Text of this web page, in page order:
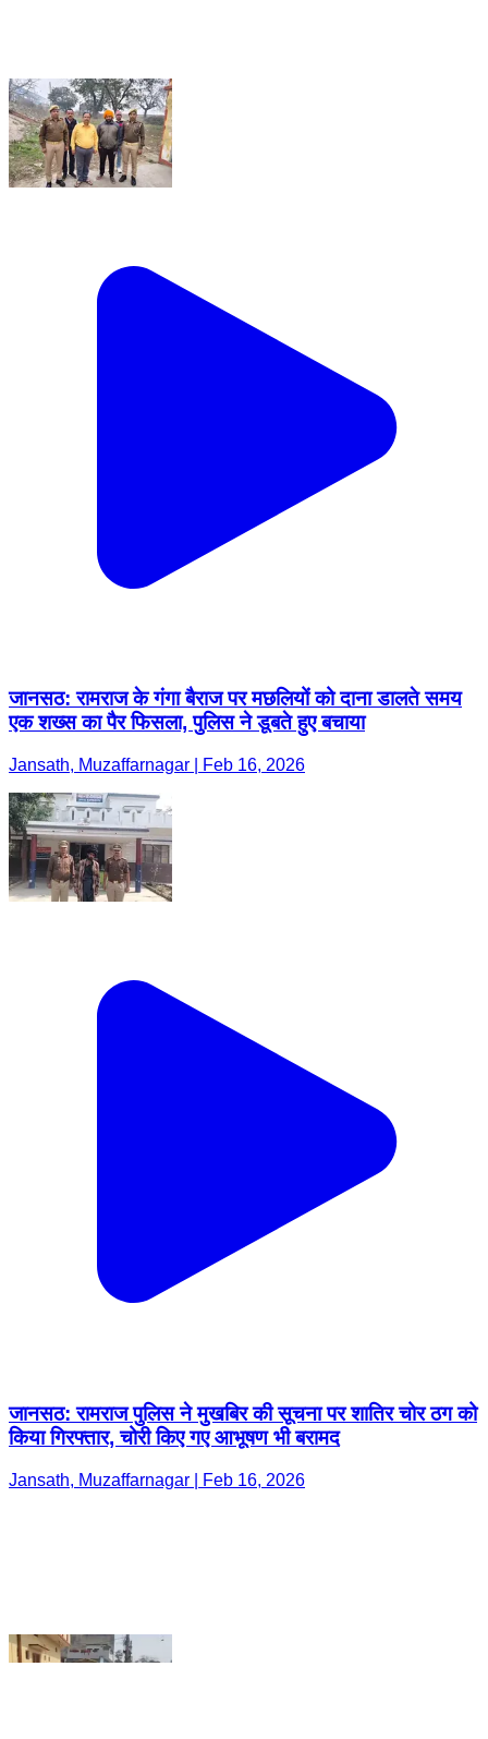
जानसठ: रामराज के गंगा बैराज पर मछलियों को दाना डालते समय
एक शख्स का पैर फिसला, पुलिस ने डूबते हुए बचाया
जानसठ: रामराज पुलिस ने मुखबिर की सूचना पर शातिर चोर ठग को